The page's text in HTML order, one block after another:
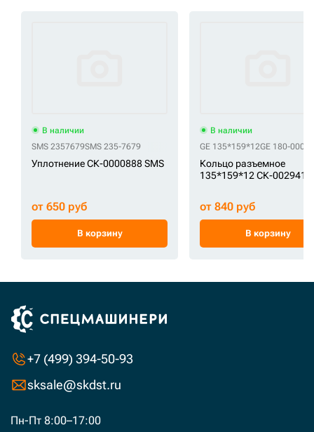
В наличии
SMS 2357679SMS 235-7679
Уплотнение СК-0000888 SMS
от 650 руб
В корзину
В наличии
GE 135*159*12GE 180-000-
Кольцо разъемное
135*159*12 СК-0029411
от 840 руб
В корзину
+7 (499) 394-50-93
sksale@skdst.ru
Пн-Пт 8:00–17:00